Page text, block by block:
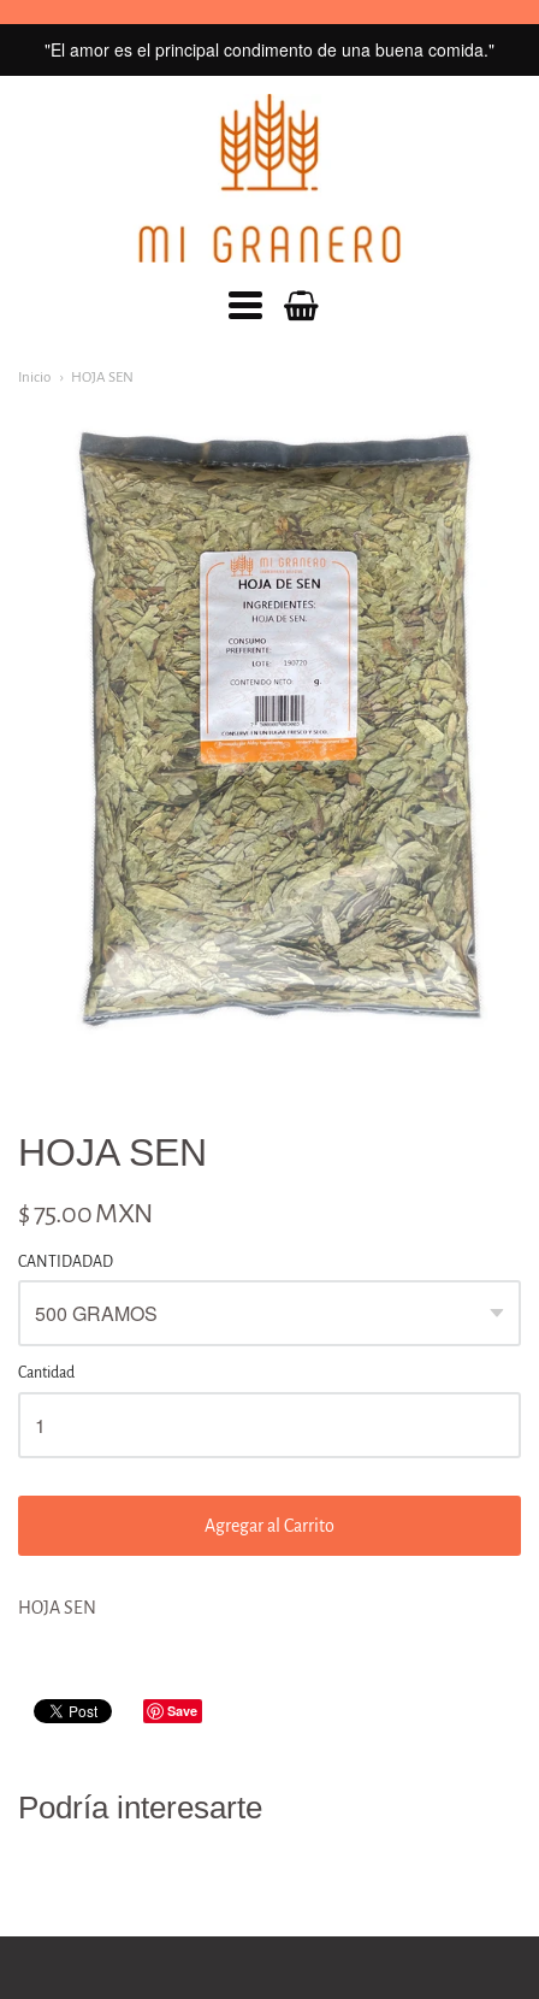
"El amor es el principal condimento de una buena comida."
Menú
principal
Inicio HOJA SEN
HOJA SEN
$ 75.00 MXN
CANTIDADAD
Cantidad
Agregar al Carrito
HOJA SEN
Save
Podría interesarte